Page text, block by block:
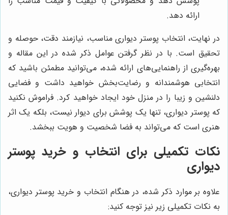
ارائه دهد.
در نهایت، انتخاب پوستر دیواری مناسب، نیازمند دقت، حوصله و
تحقیق است. با در نظر گرفتن عوامل ذکر شده در این مقاله و
بهره‌گیری از راهنمایی‌های ارائه شده، می‌توانید مطمئن باشید که
انتخابی هوشمندانه و رضایت‌بخش خواهید داشت و فضایی
دلنشین و زیبا را در منزل خود ایجاد خواهید کرد. فراموش نکنید
که پوستر دیواری، تنها یک پوشش برای دیوار نیست، بلکه یک اثر
هنری است که می‌تواند به فضا شخصیت و هویت ببخشد.
نکات تکمیلی برای انتخاب و خرید پوستر
دیواری
علاوه بر موارد ذکر شده، در هنگام انتخاب و خرید پوستر دیواری،
به نکات تکمیلی زیر نیز توجه کنید: